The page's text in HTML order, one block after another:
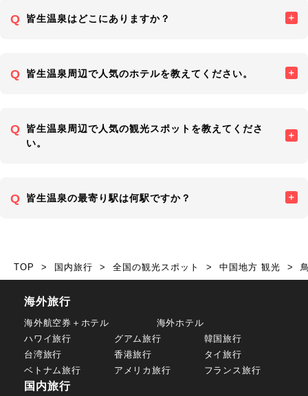
皆生温泉はどこにありますか？
皆生温泉周辺で人気のホテルを教えてください。
皆生温泉周辺で人気の観光スポットを教えてくださ
い。
皆生温泉の最寄り駅は何駅ですか？
TOP 国内旅行 全国の観光スポット 中国地方 観光
海外旅行
海外航空券＋ホテル
海外ホテル
ハワイ旅行
グアム旅行
韓国旅行
台湾旅行
香港旅行
タイ旅行
ベトナム旅行
アメリカ旅行 フランス旅行
国内旅行